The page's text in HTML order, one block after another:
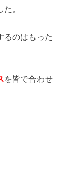
。
るのはもった
を皆で合わせ